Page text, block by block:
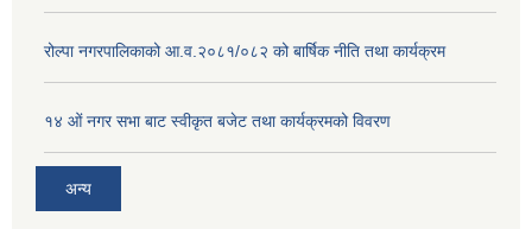
रोल्पा नगरपालिकाको आ.व.२०८१/०८२ को बार्षिक नीति तथा कार्यक्रम
१४ ओं नगर सभा बाट स्वीकृत बजेट तथा कार्यक्रमको विवरण
अन्य